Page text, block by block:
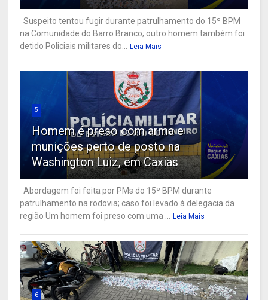
Suspeito tentou fugir durante patrulhamento do 15º BPM
na Comunidade do Barro Branco; outro homem também foi
detido Policiais militares do...
Leia Mais
5
Homem é preso com arma e
munições perto de posto na
Washington Luiz, em Caxias
Abordagem foi feita por PMs do 15º BPM durante
patrulhamento na rodovia; caso foi levado à delegacia da
região Um homem foi preso com uma ...
Leia Mais
6